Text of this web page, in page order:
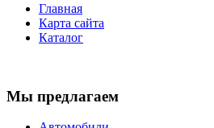
Главная
Карта сайта
Каталог
Мы предлагаем